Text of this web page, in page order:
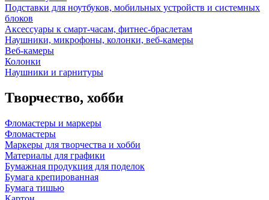
Подставки для ноутбуков, мобильных устройств и системных
блоков
Аксессуары к смарт-часам, фитнес-браслетам
Наушники, микрофоны, колонки, веб-камеры
Веб-камеры
Колонки
Наушники и гарнитуры
Творчество, хобби
Фломастеры и маркеры
Фломастеры
Маркеры для творчества и хобби
Материалы для графики
Бумажная продукция для поделок
Бумага крепированная
Бумага тишью